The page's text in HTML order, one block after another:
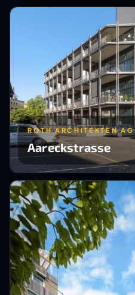
ROTH ARCHITEKTEN AG
Aareckstrasse